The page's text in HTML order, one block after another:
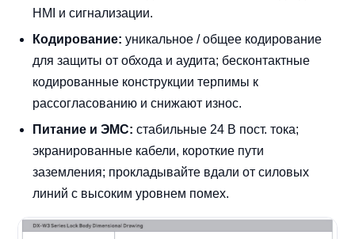
HMI и сигнализации.
Кодирование: уникальное / общее кодирование
для защиты от обхода и аудита; бесконтактные
кодированные конструкции терпимы к
рассогласованию и снижают износ.
Питание и ЭМС: стабильные 24 В пост. тока;
экранированные кабели, короткие пути
заземления; прокладывайте вдали от силовых
линий с высоким уровнем помех.